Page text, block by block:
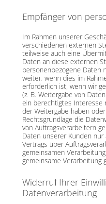
Empfänger von
Im Rahmen unserer
verschiedenen externen
teilweise auch eine
Daten an diese externen
personenbezogene Daten
weiter, wenn dies im
erforderlich ist, wenn wir
(z. B. Weitergabe von
ein berechtigtes Interesse
der Weitergabe haben
Rechtsgrundlage die
von Auftragsverarbeitern
Daten unserer Kunden nur
Vertrags über
gemeinsamen
gemeinsame Verarbeitung
Widerruf Ihrer
Datenverarbeitung